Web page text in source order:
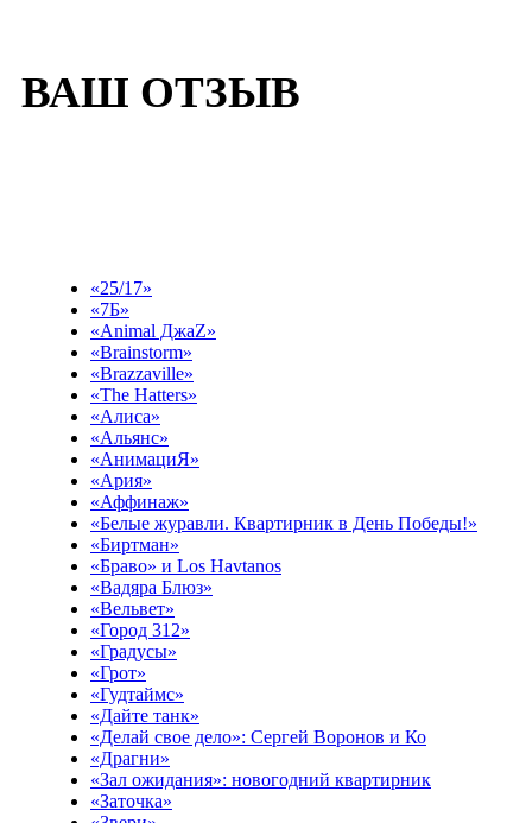
ВАШ ОТЗЫВ
«25/17»
«7Б»
«Animal ДжаZ»
«Brainstorm»
«Brazzaville»
«The Hatters»
«Алиса»
«Альянс»
«АнимациЯ»
«Ария»
«Аффинаж»
«Белые журавли. Квартирник в День Победы!»
«Биртман»
«Браво» и Los Havtanos
«Вадяра Блюз»
«Вельвет»
«Город 312»
«Градусы»
«Грот»
«Гудтаймс»
«Дайте танк»
«Делай свое дело»: Сергей Воронов и Ко
«Драгни»
«Зал ожидания»: новогодний квартирник
«Заточка»